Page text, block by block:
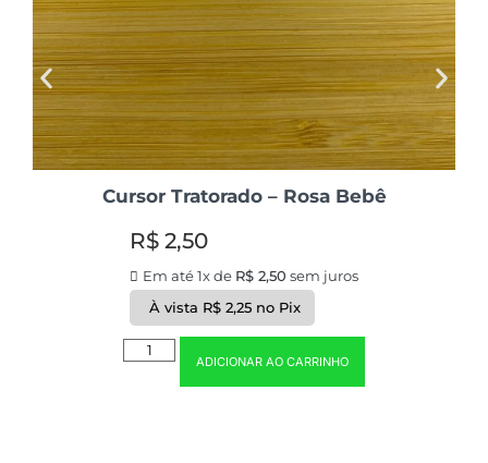
Cursor Tratorado – Rosa Bebê
R$ 2,50
Em até 1x de R$ 2,50 sem juros
À vista R$2,25 no Pix
ADICIONAR AO CARRINHO